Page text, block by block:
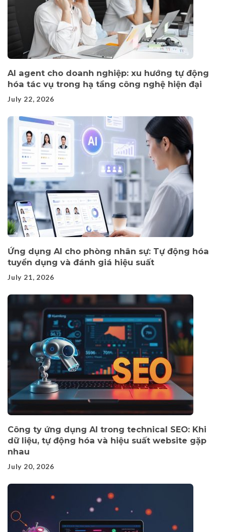
AI agent cho doanh nghiệp: xu hướng tự động
hóa tác vụ trong hạ tầng công nghệ hiện đại
July 22, 2026
Ứng dụng AI cho phòng nhân sự: Tự động hóa
tuyển dụng và đánh giá hiệu suất
July 21, 2026
Công ty ứng dụng AI trong technical SEO: Khi
dữ liệu, tự động hóa và hiệu suất website gặp
nhau
July 20, 2026